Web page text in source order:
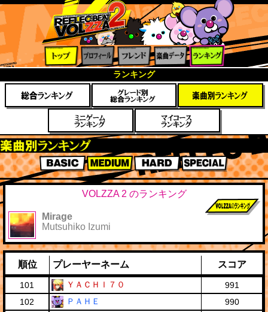
ィール
フレン
ド
楽曲デ
ータ
ング
ランキング
楽曲別スコアランキング
BASIC MEDIUM HARD SPECIAL
VOLZZA 2 のランキング
Mirage
Mutsuhiko Izumi
順位 プレーヤーネーム スコア
101 ＹＡＣＨＩ７０
991
102
ＰＡＨＥ
990